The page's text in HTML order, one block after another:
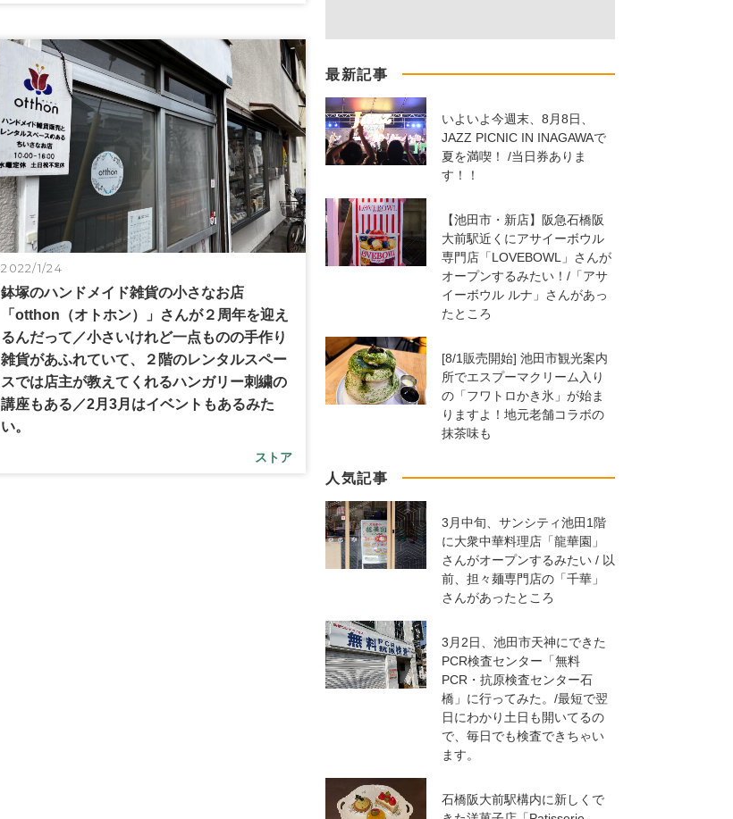
2022/1/24
鉢塚のハンドメイド雑貨の小さなお店
「otthon（オトホン）」さんが２周年を迎え
るんだって／小さいけれど一点ものの手作り
雑貨があふれていて、２階のレンタルスペー
スでは店主が教えてくれるハンガリー刺繍の
講座もある／2月3月はイベントもあるみた
い。
ストア
最新記事
いよいよ今週末、8月8日、
JAZZ PICNIC IN INAGAWAで
夏を満喫！ /当日券ありま
す！！
【池田市・新店】阪急石橋阪
大前駅近くにアサイーボウル
専門店「LOVEBOWL」さんが
オープンするみたい！/「アサ
イーボウル ルナ」さんがあっ
たところ
[8/1販売開始] 池田市観光案内
所でエスプーマクリーム入り
の「フワトロかき氷」が始ま
りますよ！地元老舗コラボの
抹茶味も
人気記事
3月中旬、サンシティ池田1階
に大衆中華料理店「龍華園」
さんがオープンするみたい / 以
前、担々麺専門店の「千華」
さんがあったところ
3月2日、池田市天神にできた
PCR検査センター「無料
PCR・抗原検査センター石
橋」に行ってみた。/最短で翌
日にわかり土日も開いてるの
で、毎日でも検査できちゃい
ます。
石橋阪大前駅構内に新しくで